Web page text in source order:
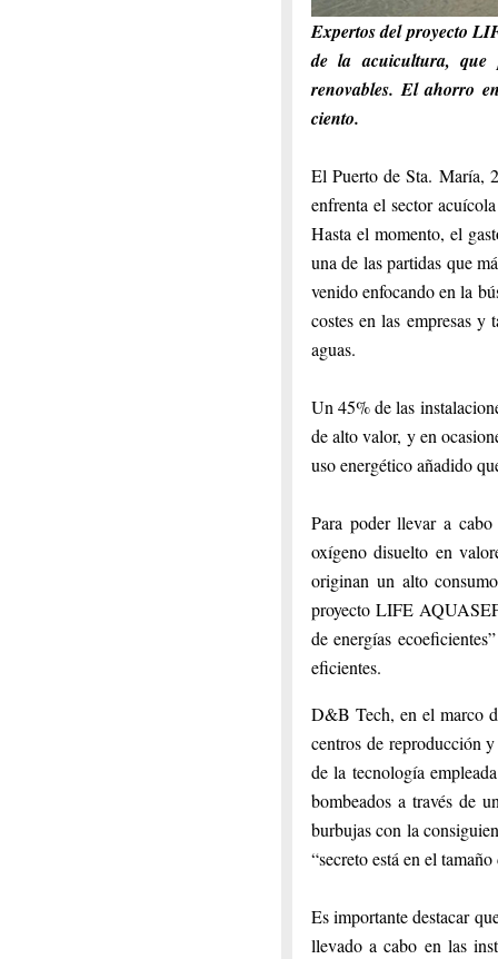
Expertos del proyecto
de la acuicultura, que
renovables. El ahorro
ciento.
El Puerto de Sta. María,
enfrenta el sector
Hasta el momento, el
una de las partidas que
venido enfocando en la
costes en las empresas
aguas.
Un 45% de las
de alto valor, y en
uso energético añadido
Para poder llevar a cabo
oxígeno disuelto en
originan un alto
proyecto LIFE
de energías
eficientes.
D&B Tech, en el marco
centros de reproducción
de la tecnología
bombeados a través de
burbujas con la
“secreto está en el
Es importante destacar
llevado a cabo en las